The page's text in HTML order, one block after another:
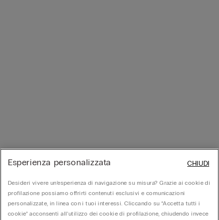
Esperienza personalizzata
Desideri vivere un’esperienza di navigazione su misura? Grazie ai cookie di
profilazione possiamo offrirti contenuti esclusivi e comunicazioni
personalizzate, in linea con i tuoi interessi. Cliccando su “Accetta tutti i
cookie” acconsenti all’utilizzo dei cookie di profilazione, chiudendo invece
CHIUDI